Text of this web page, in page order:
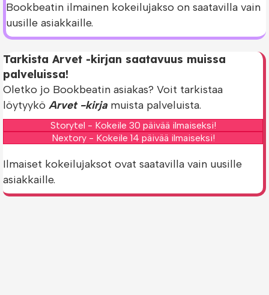
Bookbeatin ilmainen kokeilujakso on saatavilla vain
uusille asiakkaille.
Tarkista Arvet -kirjan saatavuus muissa
palveluissa!
Oletko jo Bookbeatin asiakas? Voit tarkistaa
löytyykö Arvet -kirja muista palveluista.
Storytel - Kokeile 30 päivää ilmaiseksi!
Nextory - Kokeile 14 päivää ilmaiseksi!
Ilmaiset kokeilujaksot ovat saatavilla vain uusille
asiakkaille.